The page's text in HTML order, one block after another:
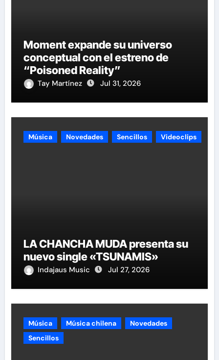
Moment expande su universo
conceptual con el estreno de
“Poisoned Reality”
Tay Martínez Jul 31, 2026
Música Novedades Sencillos Videoclips
LA CHANCHA MUDA presenta su
nuevo single «TSUNAMIS»
Indajaus Music Jul 27, 2026
Música Música chilena
Novedades
Sencillos